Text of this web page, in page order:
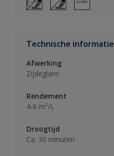
Technische informatie
Afwerking
Zijdeglans
Rendement
4-6 m²/L
Droogtijd
Ca. 30 minuten